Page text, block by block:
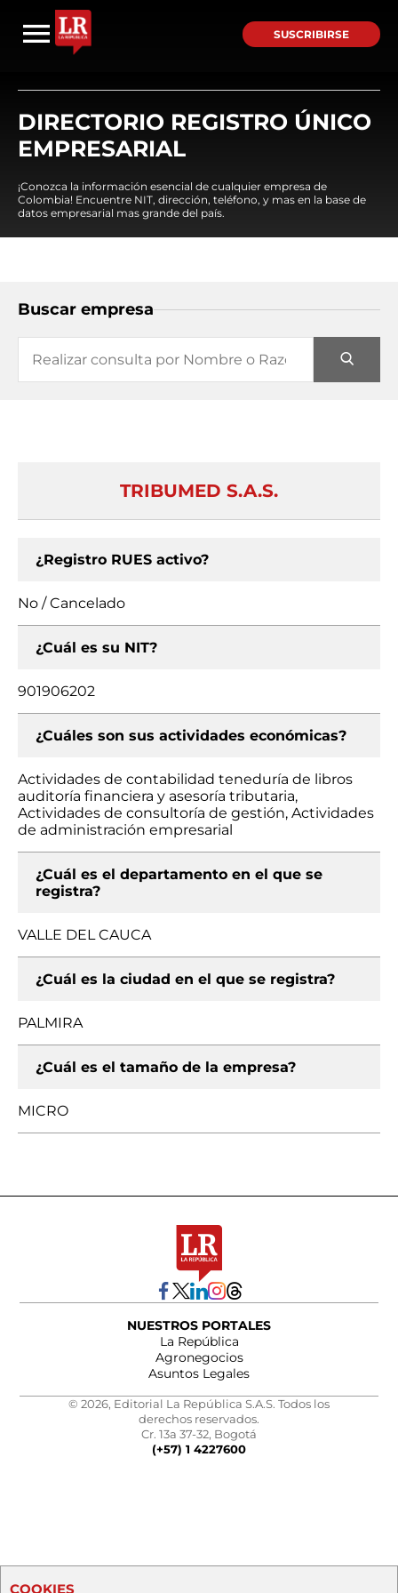
SUSCRIBIRSE
DIRECTORIO REGISTRO ÚNICO
EMPRESARIAL
¡Conozca la información esencial de cualquier empresa de
Colombia! Encuentre NIT, dirección, teléfono, y mas en la base de
datos empresarial mas grande del país.
Buscar empresa
TRIBUMED S.A.S.
¿Registro RUES activo?
No / Cancelado
¿Cuál es su NIT?
901906202
¿Cuáles son sus actividades económicas?
Actividades de contabilidad teneduría de libros
auditoría financiera y asesoría tributaria,
Actividades de consultoría de gestión, Actividades
de administración empresarial
¿Cuál es el departamento en el que se
registra?
VALLE DEL CAUCA
¿Cuál es la ciudad en el que se registra?
PALMIRA
¿Cuál es el tamaño de la empresa?
MICRO
NUESTROS PORTALES
La República
Agronegocios
Asuntos Legales
© 2026, Editorial La República S.A.S. Todos los
derechos reservados.
Cr. 13a 37-32, Bogotá
(+57) 1 4227600
COOKIES